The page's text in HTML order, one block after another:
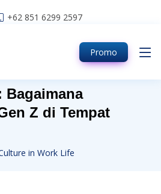
+62 851 6299 2597
Promo
Bagaimana
Z di Tempat
in Work Life